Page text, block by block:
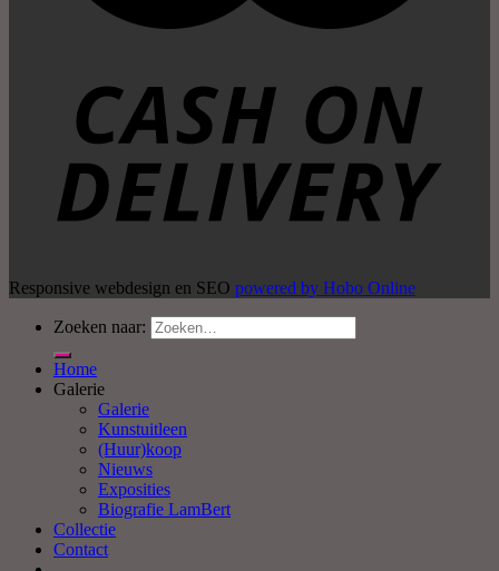
Responsive webdesign en SEO powered by Hobo Online
Zoeken naar:
Home
Galerie
Galerie
Kunstuitleen
(Huur)koop
Nieuws
Exposities
Biografie LamBert
Collectie
Contact